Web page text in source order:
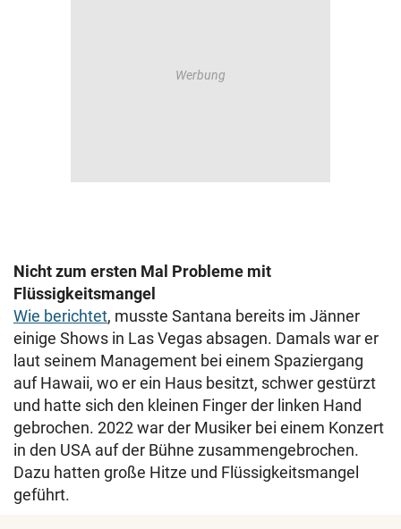
Nicht zum ersten Mal Probleme mit
Flüssigkeitsmangel
Wie berichtet, musste Santana bereits im Jänner
einige Shows in Las Vegas absagen. Damals war er
laut seinem Management bei einem Spaziergang
auf Hawaii, wo er ein Haus besitzt, schwer gestürzt
und hatte sich den kleinen Finger der linken Hand
gebrochen. 2022 war der Musiker bei einem Konzert
in den USA auf der Bühne zusammengebrochen.
Dazu hatten große Hitze und Flüssigkeitsmangel
geführt.